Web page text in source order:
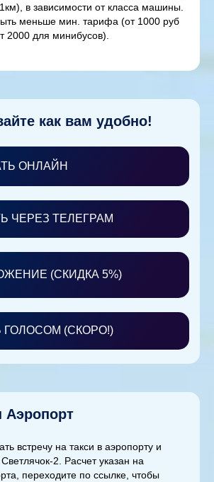
в зависимости от класса машины.
меньше мин. тарифа (от 1000 руб
2000 для минибусов).
как вам удобно!
ОНЛАЙН
ЧЕРЕЗ ТЕЛЕГРАМ
(СКИДКА 5%)
ГОЛОСОМ (СКОРО!)
встречу на такси в аэропорту и
2. Расчет указан на
переходите по ссылке, чтобы